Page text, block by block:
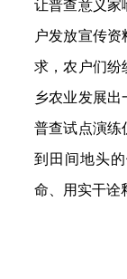
让普查意义家
户发放宣传
求，农户们纷
乡农业发展
普查试点演练
到田间地头
命、用实干诠